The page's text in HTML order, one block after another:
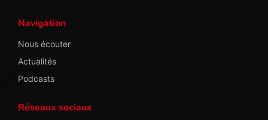
Navigation
Nous écouter
Actualités
Podcasts
Réseaux sociaux